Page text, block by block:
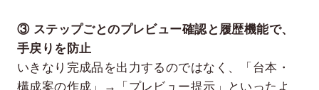
③ ステップごとのプレビュー確認と履歴機能で、
手戻りを防止
いきなり完成品を出力するのではなく、「台本・
構成案の作成」→「プレビュー提示」といったよ